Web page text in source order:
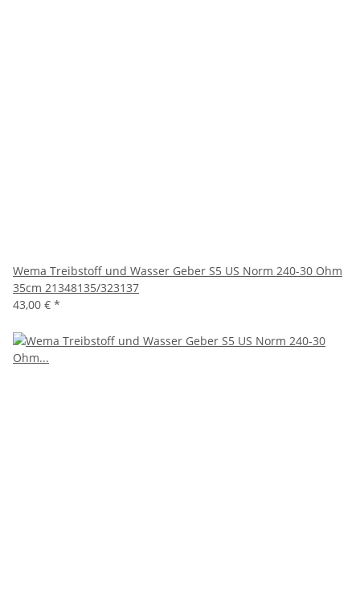
Wema Treibstoff und Wasser Geber S5 US Norm 240-30 Ohm
35cm 21348135/323137
43,00 € *